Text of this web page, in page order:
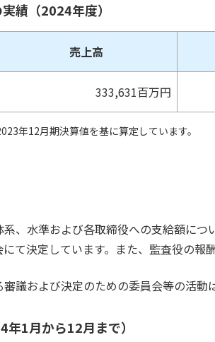
績（2024年度）
売上高
333,631百万円
年12月期決算値を基に算定しています。
、水準および各取締役への支給額に
て決定しています。また、監査役の報
議および決定のための委員会等の活動
1月から12月まで）